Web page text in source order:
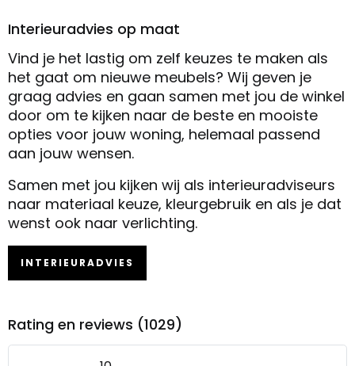
Interieuradvies op maat
Vind je het lastig om zelf keuzes te maken als
het gaat om nieuwe meubels? Wij geven je
graag advies en gaan samen met jou de winkel
door om te kijken naar de beste en mooiste
opties voor jouw woning, helemaal passend
aan jouw wensen.
Samen met jou kijken wij als interieuradviseurs
naar materiaal keuze, kleurgebruik en als je dat
wenst ook naar verlichting.
INTERIEURADVIES
Rating en reviews (1029)